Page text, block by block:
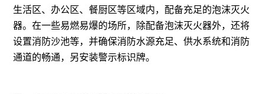
生活区、办公区、餐厨区等区域内，配备充足的泡沫灭火
器。在一些易燃易爆的场所，除配备泡沫灭火器外，还将
设置消防沙池等，并确保消防水源充足、供水系统和消防
通道的畅通，另安装警示标识牌。